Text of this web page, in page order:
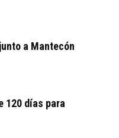
a Mantecón
120 días para